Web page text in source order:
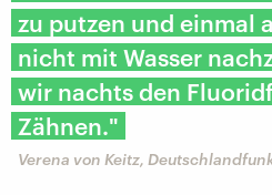
zu putzen und einmal
nicht mit Wasser
wir nachts den
Zähnen."
Verena von Keitz,